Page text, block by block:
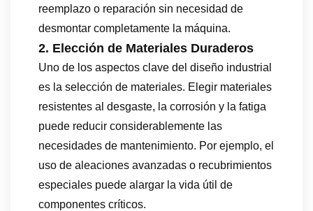
reemplazo o reparación sin necesidad de
desmontar completamente la máquina.
2. Elección de Materiales Duraderos
Uno de los aspectos clave del diseño industrial
es la selección de materiales. Elegir materiales
resistentes al desgaste, la corrosión y la fatiga
puede reducir considerablemente las
necesidades de mantenimiento. Por ejemplo, el
uso de aleaciones avanzadas o recubrimientos
especiales puede alargar la vida útil de
componentes críticos.